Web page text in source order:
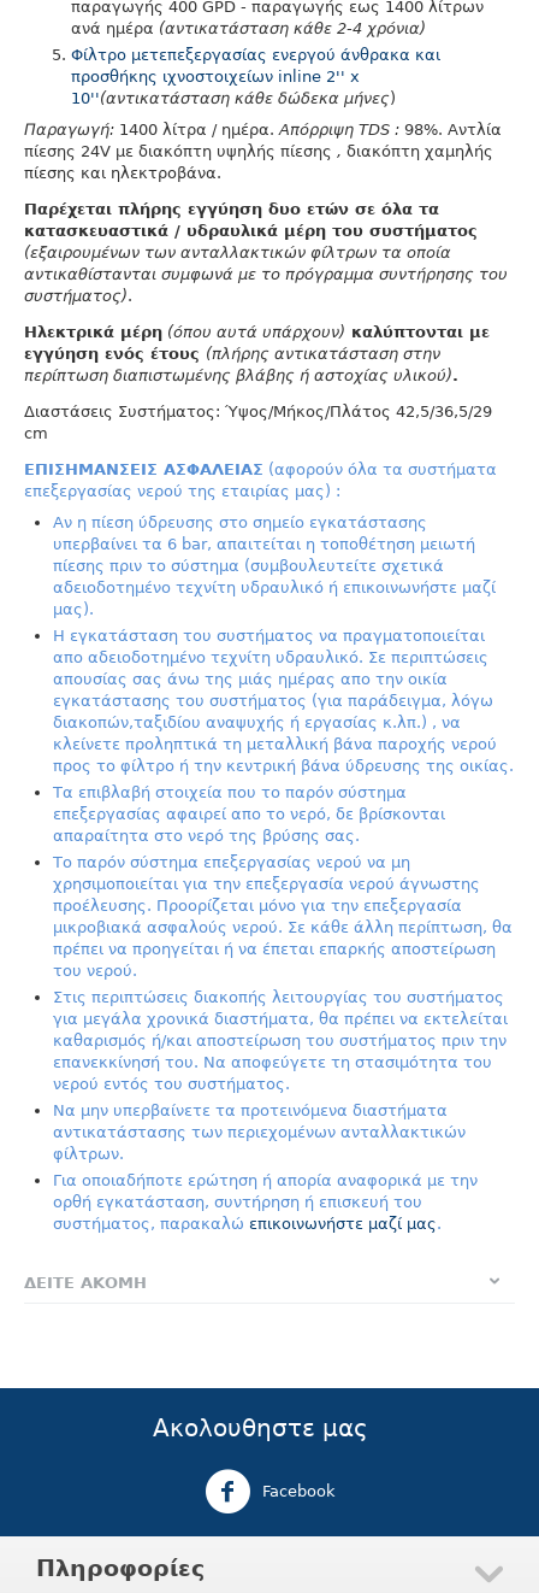
παραγωγής 400 GPD - παραγωγής εως 1400 λίτρων
ανά ημέρα (αντικατάσταση κάθε 2-4 χρόνια)
Φίλτρο μετεπεξεργασίας ενεργού άνθρακα και
προσθήκης ιχνοστοιχείων inline 2'' x
10''(αντικατάσταση κάθε δώδεκα μήνες)
Παραγωγή: 1400 λίτρα / ημέρα.Απόρριψη TDS : 98%. Αντλία
πίεσης 24V με διακόπτη υψηλής πίεσης , διακόπτη χαμηλής
πίεσης και ηλεκτροβάνα.
Παρέχεται πλήρης εγγύηση δυο ετών σε όλα τα
κατασκευαστικά / υδραυλικά μέρη του συστήματος
(εξαιρουμένων των ανταλλακτικών φίλτρων τα οποία
αντικαθίστανται συμφωνά με το πρόγραμμα συντήρησης του
συστήματος).
Ηλεκτρικά μέρη (όπου αυτά υπάρχουν) καλύπτονται με
εγγύηση ενός έτους (πλήρης αντικατάσταση στην
περίπτωση διαπιστωμένης βλάβης ή αστοχίας υλικού).
Διαστάσεις Συστήματος: Ύψος/Μήκος/Πλάτος 42,5/36,5/29
cm
ΕΠΙΣΗΜΑΝΣΕΙΣ ΑΣΦΑΛΕΙΑΣ (αφορούν όλα τα συστήματα
επεξεργασίας νερού της εταιρίας μας) :
Αν η πίεση ύδρευσης στο σημείο εγκατάστασης
υπερβαίνει τα 6 bar, απαιτείται η τοποθέτηση μειωτή
πίεσης πριν το σύστημα (συμβουλευτείτε σχετικά
αδειοδοτημένο τεχνίτη υδραυλικό ή επικοινωνήστε μαζί
μας).
Η εγκατάσταση του συστήματος να πραγματοποιείται
απο αδειοδοτημένο τεχνίτη υδραυλικό. Σε περιπτώσεις
απουσίας σας άνω της μιάς ημέρας απο την οικία
εγκατάστασης του συστήματος (για παράδειγμα, λόγω
διακοπών,ταξιδίου αναψυχής ή εργασίας κ.λπ.) , να
κλείνετε προληπτικά τη μεταλλική βάνα παροχής νερού
προς το φίλτρο ή την κεντρική βάνα ύδρευσης της οικίας.
Τα επιβλαβή στοιχεία που το παρόν σύστημα
επεξεργασίας αφαιρεί απο το νερό, δε βρίσκονται
απαραίτητα στο νερό της βρύσης σας.
Το παρόν σύστημα επεξεργασίας νερού να μη
χρησιμοποιείται για την επεξεργασία νερού άγνωστης
προέλευσης. Προορίζεται μόνο για την επεξεργασία
μικροβιακά ασφαλούς νερού. Σε κάθε άλλη περίπτωση, θα
πρέπει να προηγείται ή να έπεται επαρκής αποστείρωση
του νερού.
Στις περιπτώσεις διακοπής λειτουργίας του συστήματος
για μεγάλα χρονικά διαστήματα, θα πρέπει να εκτελείται
καθαρισμός ή/και αποστείρωση του συστήματος πριν την
επανεκκίνησή του. Να αποφεύγετε τη στασιμότητα του
νερού εντός του συστήματος.
Να μην υπερβαίνετε τα προτεινόμενα διαστήματα
αντικατάστασης των περιεχομένων ανταλλακτικών
φίλτρων.
Για οποιαδήποτε ερώτηση ή απορία αναφορικά με την
ορθή εγκατάσταση, συντήρηση ή επισκευή του
συστήματος, παρακαλώ επικοινωνήστε μαζί μας.
ΔΕΙΤΕ ΑΚΟΜΗ
Ακολουθηστε μας
Facebook
Πληροφορίες